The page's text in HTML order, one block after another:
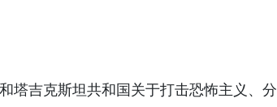
塔吉克斯坦共和国关于打击恐怖主义、分